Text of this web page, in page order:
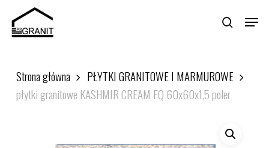
main search
Menu
Strona główna
PŁYTKI GRANITOWE I MARMUROWE
płytki granitowe KASHMIR CREAM FQ 60x60x1,5 poler